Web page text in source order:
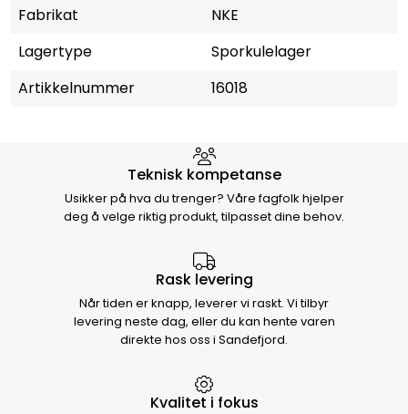
Fabrikat
NKE
Lagertype
Sporkulelager
Artikkelnummer
16018
Hvorfor velge Storm Halvorsen
Teknisk kompetanse
Usikker på hva du trenger? Våre fagfolk hjelper
deg å velge riktig produkt, tilpasset dine behov.
Rask levering
Når tiden er knapp, leverer vi raskt. Vi tilbyr
levering neste dag, eller du kan hente varen
direkte hos oss i Sandefjord.
Kvalitet i fokus